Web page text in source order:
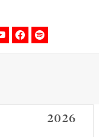
2026